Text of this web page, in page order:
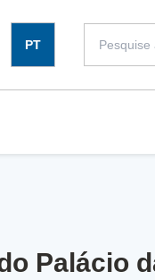
PT
Palácio